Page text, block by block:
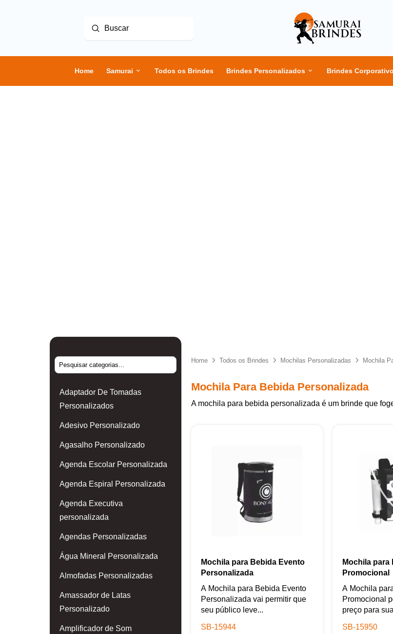
Buscar
Enviar
Home Samurai Todos os Brindes Brindes Personalizados Brindes
Adaptador De Tomadas
Personalizados
Adesivo Personalizado
Agasalho Personalizado
Agenda Escolar Personalizada
Agenda Espiral Personalizada
Agenda Executiva
personalizada
Agendas Personalizadas
Água Mineral Personalizada
Almofadas Personalizadas
Amassador de Latas
Personalizado
Amplificador de Som
Home Todos os Brindes Mochilas Personalizadas Mochila
Mochila Para Bebida Personalizada
A mochila para bebida personalizada é um brinde que
Mochila para Bebida Evento
Personalizada
A Mochila para Bebida Evento
Personalizada vai permitir que
seu público leve...
SB-15944
Mochila para
Promocional
A Mochila
Promocional
preço para
SB-15950